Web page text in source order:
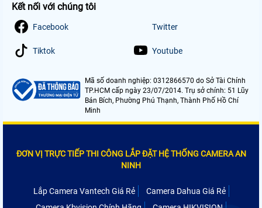
Kết nối với chúng tôi
Facebook Twitter
Tiktok Youtube
Mã số doanh nghiệp: 0312866570 do Sở Tài Chính
TP.HCM cấp ngày 23/07/2014. Trụ sở chính: 51 Lũy
Bán Bích, Phường Phú Thạnh, Thành Phố Hồ Chí
Minh
ĐƠN VỊ TRỰC TIẾP THI CÔNG LẮP ĐẶT HỆ THỐNG CAMERA AN
NINH
Lắp Camera Vantech Giá Rẻ
Camera Dahua Giá Rẻ